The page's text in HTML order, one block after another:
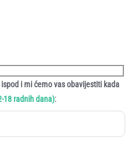
i mi ćemo vas obavijestiti kada
18 radnih dana):